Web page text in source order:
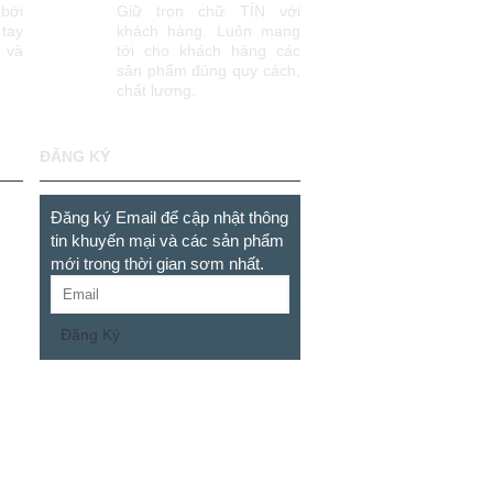
và
Giữ trọn chữ TÍN với
khách hàng. Luôn mang
tới cho khách hàng các
sản phẩm đúng quy cách,
chất lượng.
ĐĂNG KÝ
Đăng ký Email để cập nhật thông
tin khuyến mại và các sản phẩm
mới trong thời gian sơm nhất.
Đăng Ký